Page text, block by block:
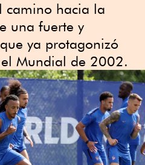
camino hacia la
una fuerte y
ya protagonizó
Mundial de 2002.